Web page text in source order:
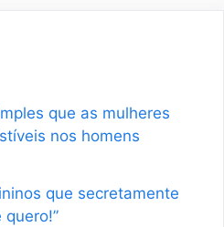
que as mulheres
nos homens
que secretamente
quero!”